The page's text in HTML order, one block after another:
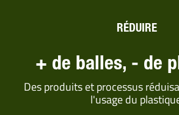
RÉDUIRE
+ de balles, - de
Des produits et processus
l'usage du